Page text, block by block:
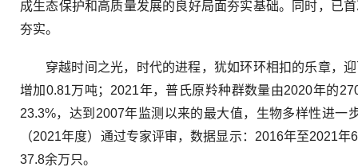
成生态保护和高质量发展的良好局面夯实基础。同时，已
夯实。
穿越时间之光，时代的进程，犹如环环相扣的乐章，
增加0.81万吨；2021年，普氏原羚种群数量由2020年的
23.3%，达到2007年监测以来的最大值，生物多样性进
（2021年度）通过专家评审，数据显示：2016年至2021
37.8余万只。